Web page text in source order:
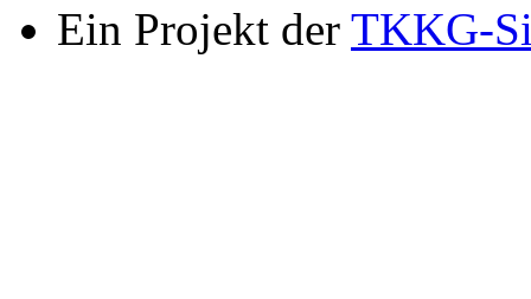
Ein Projekt der TKKG-